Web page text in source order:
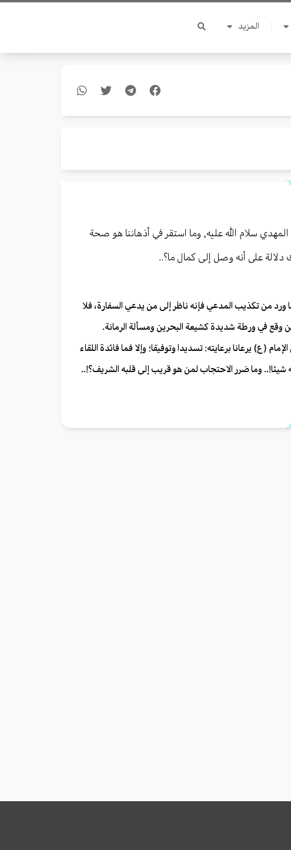
المزيد
سلام الله عليه, وما استقر في أذهاننا هو صحة
على أنه وصل إلى كمال ما؟..
ورد من تكذيب المدعي فإنه ناظر إلى من يدعي السفارة، فلا
وقع في ورطة شديدة كشيعة البحرين ومسألة الرمانة.
(ع) يرعانا برعايته: تسديدا وتوفيقا؛ وإلا فما فائدة اللقاء
وما ضرر الاحتجاب لمن هو قريب إلى قلبه الشريف؟!..